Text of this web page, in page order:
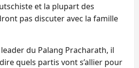
et la plupart des
pas discuter avec la famille
du Palang Pracharath, il
quels partis vont s’allier pour